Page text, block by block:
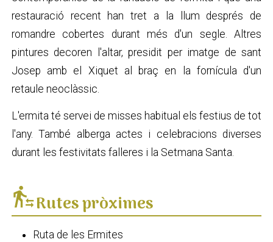
restauració recent han tret a la llum després de
romandre cobertes durant més d'un segle. Altres
pintures decoren l'altar, presidit per imatge de sant
Josep amb el Xiquet al braç en la fornícula d'un
retaule neoclàssic.
L'ermita té servei de misses habitual els festius de tot
l'any. També alberga actes i celebracions diverses
durant les festivitats falleres i la Setmana Santa.
transfer_within_a_stationRutes pròximes
Ruta de les Ermites